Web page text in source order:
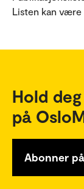
Listen kan
Hold
på
Abonner